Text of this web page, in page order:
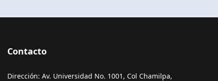
Contacto
Dirección: Av. Universidad No. 1001, Col Chamilpa,